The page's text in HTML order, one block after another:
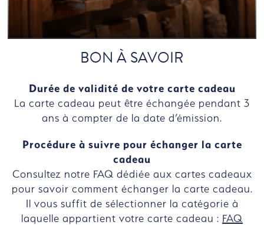
BON À SAVOIR
Durée de validité de votre carte cadeau
La carte cadeau peut être échangée pendant 3
ans à compter de la date d’émission.
Procédure à suivre pour échanger la carte
cadeau
Consultez notre FAQ dédiée aux cartes cadeaux
pour savoir comment échanger la carte cadeau.
Il vous suffit de sélectionner la catégorie à
laquelle appartient votre carte cadeau : FAQ